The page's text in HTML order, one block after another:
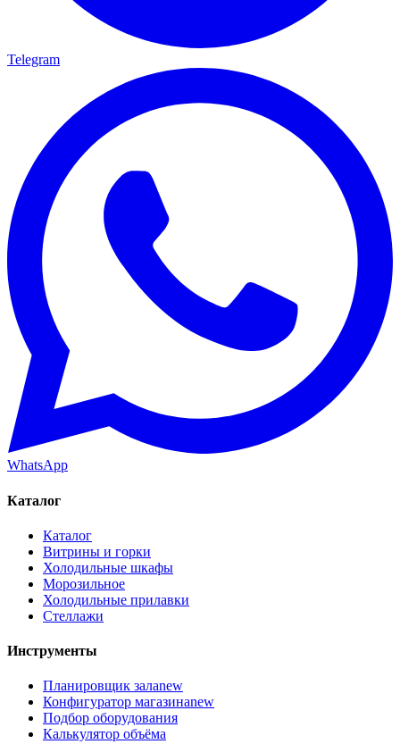
Telegram
WhatsApp
Каталог
Каталог
Витрины и горки
Холодильные шкафы
Морозильное
Холодильные прилавки
Стеллажи
Инструменты
Планировщик залаnew
Конфигуратор магазинаnew
Подбор оборудования
Калькулятор объёма